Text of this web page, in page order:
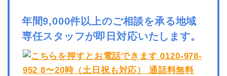
年間9,000件以上のご相談を承る地域
専任スタッフが即日対応いたします。